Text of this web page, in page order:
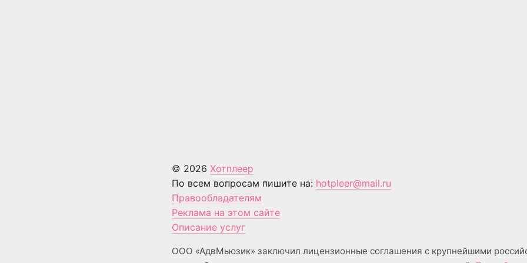
© 2026 Хотплеер
По всем вопросам пишите на: hotpleer@mail.ru
Правообладателям
Реклама на этом сайте
Описание услуг
ООО «АдвМьюзик» заключил лицензионные соглашения с крупнейшими